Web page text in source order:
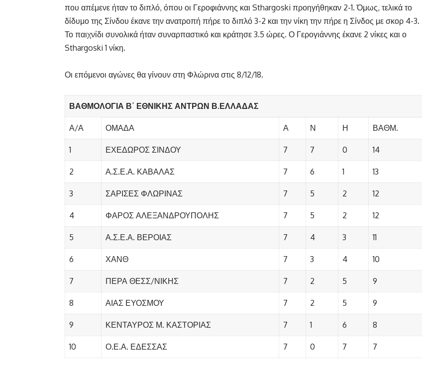
που απέμενε ήταν το διπλό, όπου οι Γεροφιάννης και Sthargoski προηγήθηκαν 2-1. Όμως, τελικά το
δίδυμο της Σίνδου έκανε την ανατροπή πήρε το διπλό 3-2 και την νίκη την πήρε η Σίνδος με σκορ 4-3.
Το παιχνίδι συνολικά ήταν συναρπαστικό και κράτησε 3.5 ώρες. Ο Γερογιάννης έκανε 2 νίκες και ο
Sthargoski 1 νίκη.
Οι επόμενοι αγώνες θα γίνουν στη Φλώρινα στις 8/12/18.
ΒΑΘΜΟΛΟΓΙΑ Β΄ ΕΘΝΙΚΗΣ ΑΝΤΡΩΝ Β.ΕΛΛΑΔΑΣ
Α/Α ΟΜΑΔΑ Α Ν Η ΒΑΘΜ.
1 ΕΧΕΔΩΡΟΣ ΣΙΝΔΟΥ 7 7 0 14
2 Α.Σ.Ε.Α. ΚΑΒΑΛΑΣ 7 6 1 13
3 ΣΑΡΙΣΕΣ ΦΛΩΡΙΝΑΣ 7 5 2 12
4 ΦΑΡΟΣ ΑΛΕΞΑΝΔΡΟΥΠΟΛΗΣ 7 5 2 12
5 Α.Σ.Ε.Α. ΒΕΡΟΙΑΣ 7 4 3 11
6 ΧΑΝΘ 7 3 4 10
7 ΠΕΡΑ ΘΕΣΣ/ΝΙΚΗΣ 7 2 5 9
8 ΑΙΑΣ ΕΥΟΣΜΟΥ 7 2 5 9
9 ΚΕΝΤΑΥΡΟΣ Μ. ΚΑΣΤΟΡΙΑΣ 7 1 6 8
10 Ο.Ε.Α. ΕΔΕΣΣΑΣ 7 0 7 7